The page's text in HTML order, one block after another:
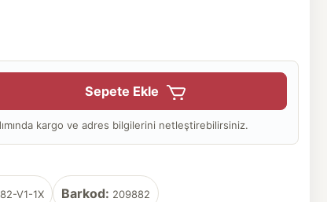
Sepete Ekle
kargo ve adres bilgilerini netleştirebilirsiniz.
V1-1X Barkod: 209882